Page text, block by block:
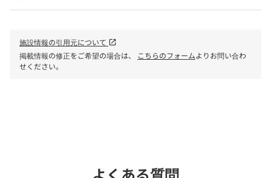
施設情報の引用元について open_in_new
掲載情報の修正をご希望の場合は、 こちらのフォームよりお問い合わ
せください。